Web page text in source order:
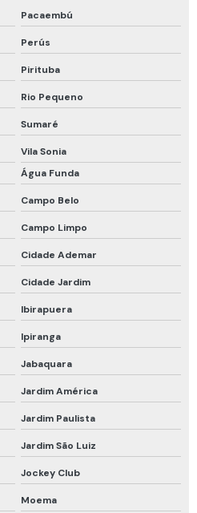
confinado
metálicos
químico
orgânicos
Pacaembú
Perús
Pirituba
Rio Pequeno
Sumaré
Vila Sonia
Água Funda
Campo Belo
Campo Limpo
Cidade Ademar
Cidade Jardim
Ibirapuera
Ipiranga
Jabaquara
Jardim América
Jardim Paulista
Jardim São Luiz
Jockey Club
Moema